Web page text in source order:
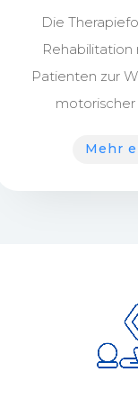
Die
Rehabilitation
Patienten zur
Mehr